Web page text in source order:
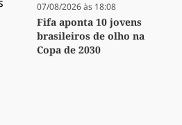
07/08/2026 às 18:08
Fifa aponta 10 jovens
brasileiros de olho na
Copa de 2030